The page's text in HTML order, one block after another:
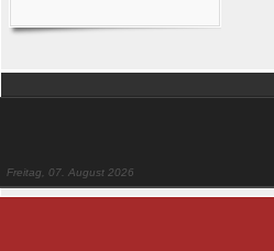
Freitag, 07. August 2026